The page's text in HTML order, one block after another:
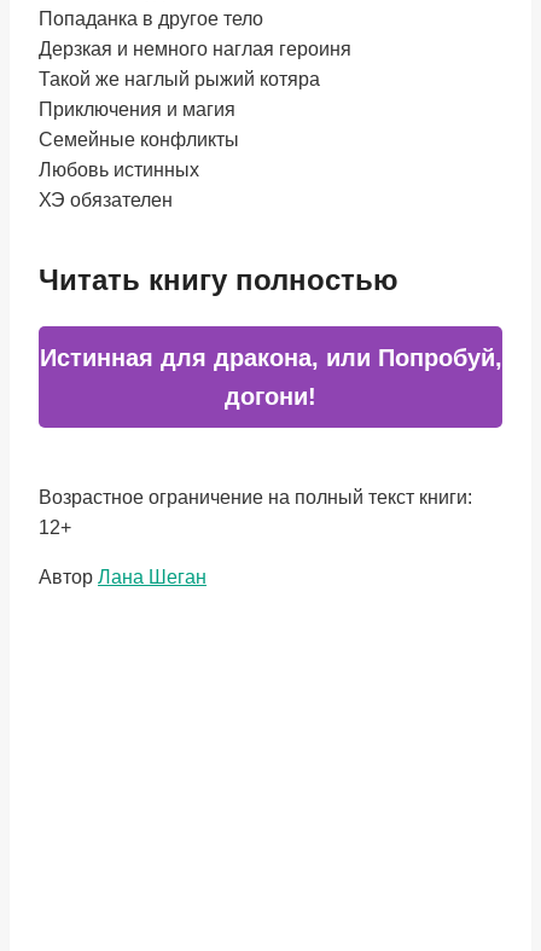
Попаданка в другое тело
Дерзкая и немного наглая героиня
Такой же наглый рыжий котяра
Приключения и магия
Семейные конфликты
Любовь истинных
ХЭ обязателен
Читать книгу полностью
Истинная для дракона, или Попробуй,
догони!
Возрастное ограничение на полный текст книги:
12+
Метки
Автор Лана Шеган